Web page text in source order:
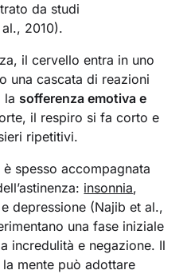
da studi
2010).
il cervello entra in uno
una cascata di reazioni
la sofferenza emotiva e
il respiro si fa corto e
ripetitivi.
spesso accompagnata
insonnia,
depressione (Najib et al.,
una fase iniziale
incredulità e negazione. Il
mente può adottare